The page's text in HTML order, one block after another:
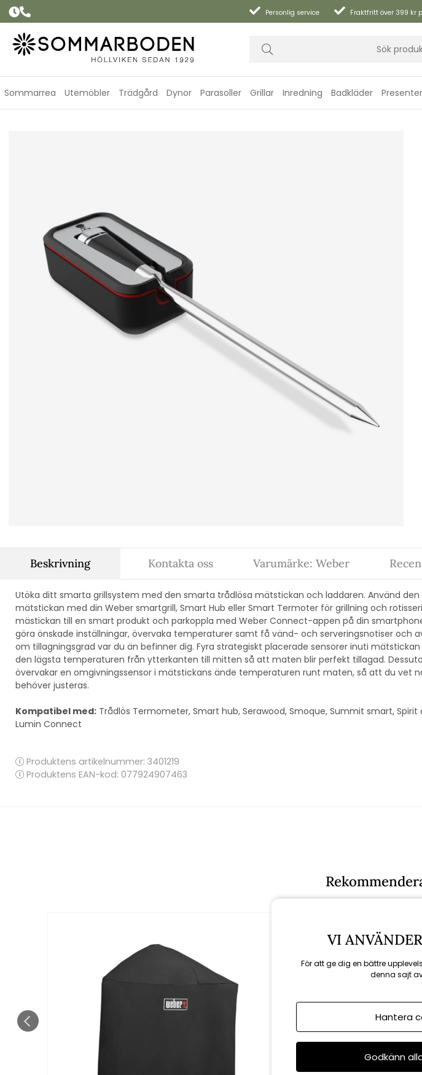
Personlig service Fraktfritt över 399 kr
Sommarrea Utemöbler Trädgård Dynor Parasoller Grillar Inredning Badkläder Presenter
Beskrivning
Utöka ditt smarta grillsystem med den smarta trådlösa mätstickan och laddaren. Använd den
mätstickan med din Weber smartgrill, Smart Hub eller Smart Termoter för grillning och
mästickan till en smart produkt och parkoppla med Weber Connect-appen på din
göra önskade inställningar, övervaka temperaturer samt få vänd- och serveringsnotiser och
om tillagningsgrad var du än befinner dig. Fyra strategiskt placerade sensorer inuti
den lägsta temperaturen från ytterkanten till mitten så att maten blir perfekt tillagad.
övervakar en omgivningssensor i mätstickans ände temperaturen runt maten, så att du vet
behöver justeras.
Kompatibel med: Trådlös Termometer, Smart hub, Serawood, Smoque, Summit smart,
Lumin Connect
Produktens artikelnummer: 3401219
Produktens EAN-kod: 077924907463
Kontakta oss Varumärke: Weber
VI
För att ge dig en bättre
denna sajt
Hantera
Godkänn